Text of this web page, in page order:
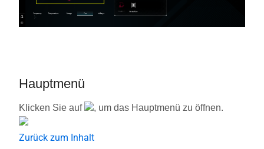
Hauptmenü
Klicken Sie auf , um das Hauptmenü zu öffnen.
Zurück zum Inhalt